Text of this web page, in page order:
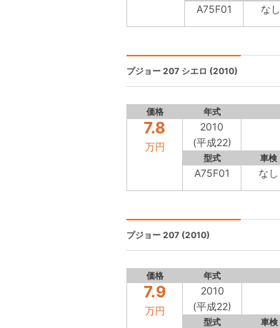
A75F01 なし
プジョー 207 シエロ (2010)
価格 年式
7.8
万円
2010
(平成22)
型式 車検
A75F01 なし
プジョー 207 (2010)
価格 年式
7.9
万円
2010
(平成22)
型式 車検